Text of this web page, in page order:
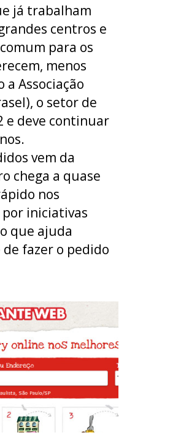
já trabalham
centros e
para os
menos
Associação
o setor de
e deve continuar
vem da
chega a quase
nos
iniciativas
que ajuda
fazer o pedido